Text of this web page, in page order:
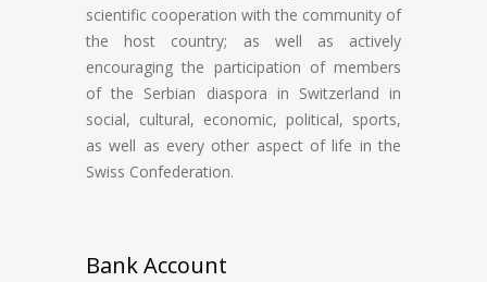
scientific cooperation with the community of
the host country; as well as actively
encouraging the participation of members
of the Serbian diaspora in Switzerland in
social, cultural, economic, political, sports,
as well as every other aspect of life in the
Swiss Confederation.
Bank Account